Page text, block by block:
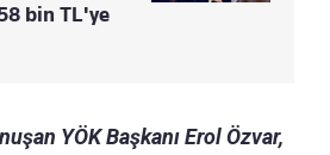
bin TL'ye
YÖK Başkanı Erol Özvar,